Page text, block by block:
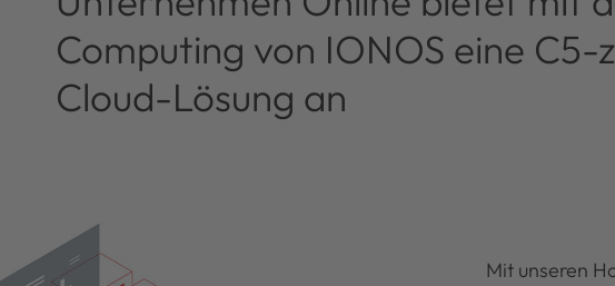
Computing von IONOS eine
Cloud-Lösung an
Mit unseren